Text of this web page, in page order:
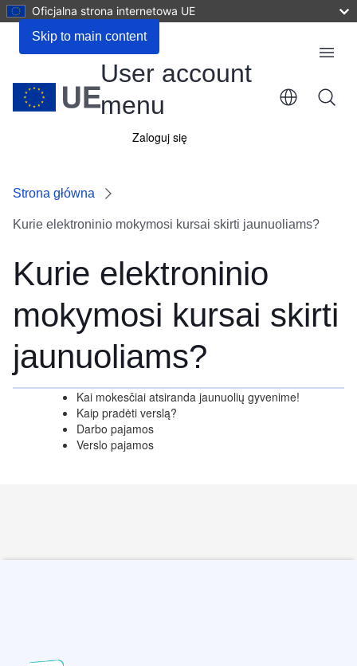
Skip to main content
Oficjalna strona internetowa UE
User account
menu
Zaloguj się
Menu
Strona główna
Kurie elektroninio mokymosi kursai skirti jaunuoliams?
Kurie elektroninio
mokymosi kursai skirti
jaunuoliams?
Kai mokesčiai atsiranda jaunuolių gyvenime!
Kaip pradėti verslą?
Darbo pajamos
Verslo pajamos